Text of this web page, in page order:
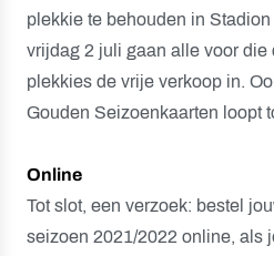
plekkie te behouden in
vrijdag 2 juli gaan alle voor die
plekkies de vrije verkoop in.
Gouden Seizoenkaarten loopt
Online
Tot slot, een verzoek: bestel
seizoen 2021/2022 online, als